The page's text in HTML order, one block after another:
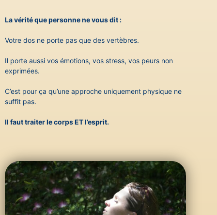
La vérité que personne ne vous dit :
Votre dos ne porte pas que des vertèbres.
Il porte aussi vos émotions, vos stress, vos peurs non
exprimées.
C’est pour ça qu’une approche uniquement physique ne
suffit pas.
Il faut traiter le corps ET l’esprit.